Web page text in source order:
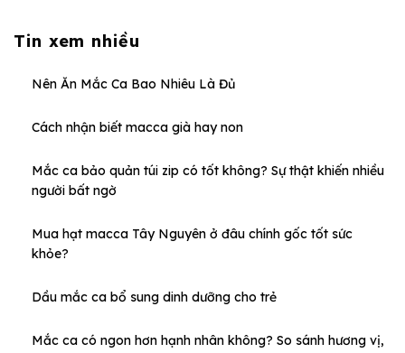
Tin xem nhiều
Nên Ăn Mắc Ca Bao Nhiêu Là Đủ
Cách nhận biết macca già hay non
Mắc ca bảo quản túi zip có tốt không? Sự thật khiến nhiều
người bất ngờ
Mua hạt macca Tây Nguyên ở đâu chính gốc tốt sức
khỏe?
Dầu mắc ca bổ sung dinh dưỡng cho trẻ
Mắc ca có ngon hơn hạnh nhân không? So sánh hương vị,